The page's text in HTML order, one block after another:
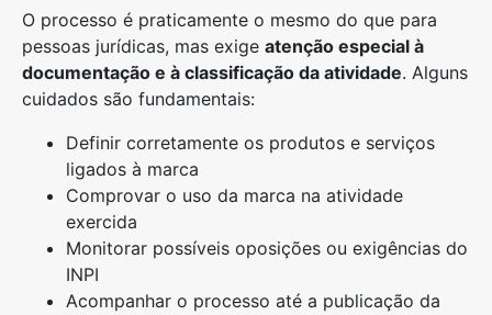
O processo é praticamente o mesmo do que para
pessoas jurídicas, mas exige atenção especial à
documentação e à classificação da atividade. Alguns
cuidados são fundamentais:
Definir corretamente os produtos e serviços
ligados à marca
Comprovar o uso da marca na atividade
exercida
Monitorar possíveis oposições ou exigências do
INPI
Acompanhar o processo até a publicação da